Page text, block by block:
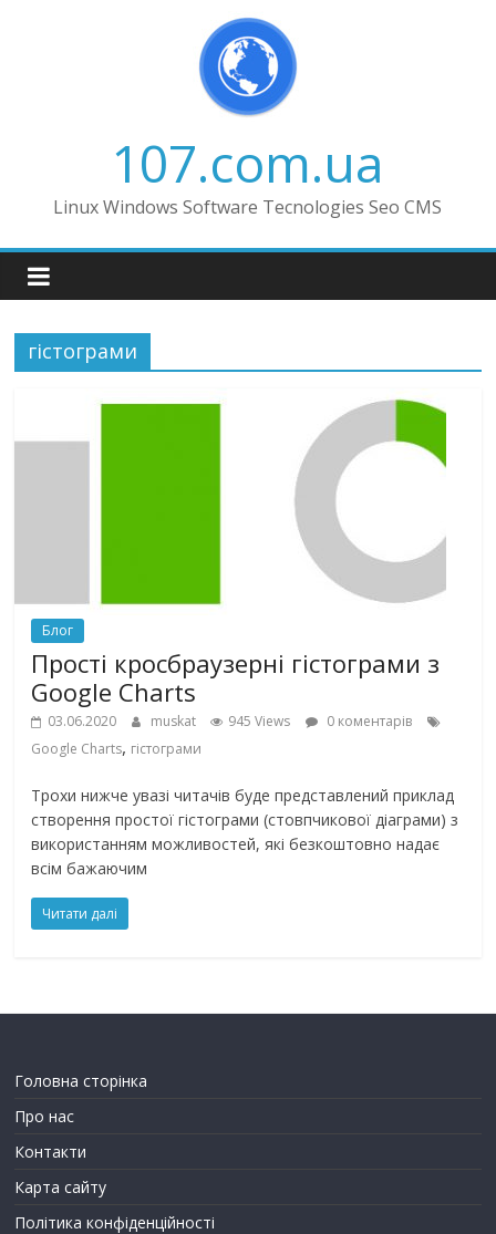
107.com.ua
Linux Windows Software Tecnologies Seo CMS
гістограми
Блог
Прості кросбраузерні гістограми з
Google Charts
03.06.2020 muskat 945 Views
0 коментарів
Google Charts, гістограми
Трохи нижче увазі читачів буде представлений приклад
створення простої гістограми (стовпчикової діаграми) з
використанням можливостей, які безкоштовно надає
всім бажаючим
Читати далі
Головна сторінка
Про нас
Контакти
Карта сайту
Політика конфіденційності